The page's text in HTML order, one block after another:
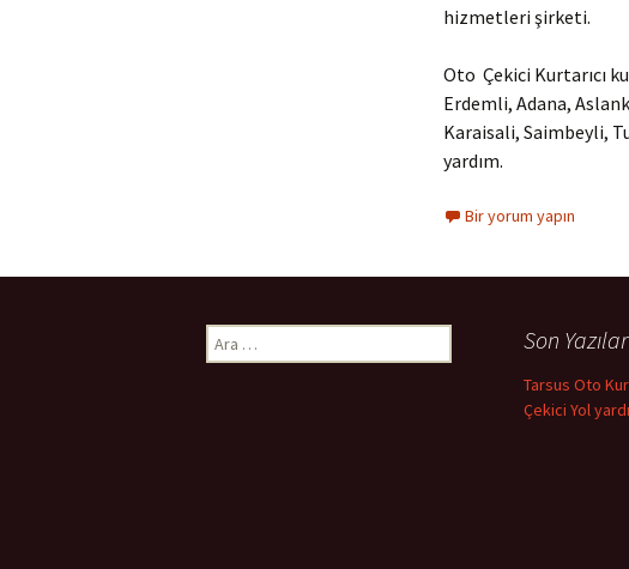
hizmetleri şirketi.
Oto Çekici Kurtarıcı
Erdemli, Adana,
Karaisali, Saimbeyli,
yardım.
Bir yorum yapın
r
Son Yazılar
Tarsus Oto
Çekici Yol